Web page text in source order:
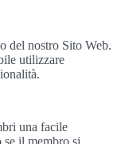
del nostro Sito Web.
utilizzare
una facile
se il membro si